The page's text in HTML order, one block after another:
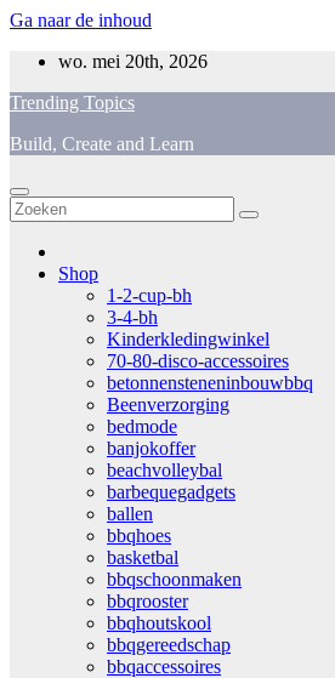
Ga naar de inhoud
wo. mei 20th, 2026
Trending Topics
Build, Create and Learn
Shop
1-2-cup-bh
3-4-bh
Kinderkledingwinkel
70-80-disco-accessoires
betonnensteneninbouwbbq
Beenverzorging
bedmode
banjokoffer
beachvolleybal
barbequegadgets
ballen
bbqhoes
basketbal
bbqschoonmaken
bbqrooster
bbqhoutskool
bbqgereedschap
bbqaccessoires